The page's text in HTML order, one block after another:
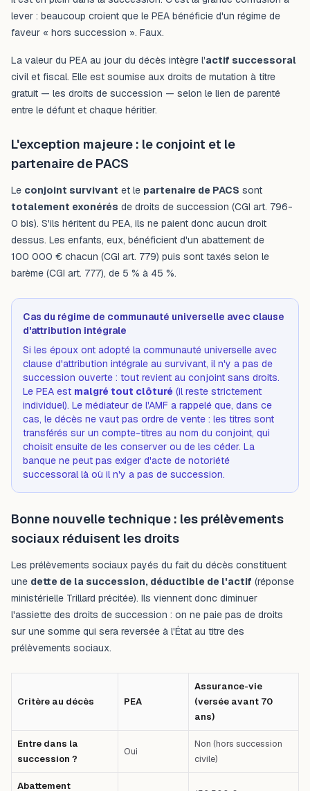
lever : beaucoup croient que le PEA bénéficie d'un régime de
faveur « hors succession ». Faux.
La valeur du PEA au jour du décès intègre l'actif successoral
civil et fiscal. Elle est soumise aux droits de mutation à titre
gratuit — les droits de succession — selon le lien de parenté
entre le défunt et chaque héritier.
L'exception majeure : le conjoint et le
partenaire de PACS
Le conjoint survivant et le partenaire de PACS sont
totalement exonérés de droits de succession (CGI art. 796-
0 bis). S'ils héritent du PEA, ils ne paient donc aucun droit
dessus. Les enfants, eux, bénéficient d'un abattement de
100 000 € chacun (CGI art. 779) puis sont taxés selon le
barème (CGI art. 777), de 5 % à 45 %.
Cas du régime de communauté universelle avec clause
d'attribution intégrale
Si les époux ont adopté la communauté universelle avec
clause d'attribution intégrale au survivant, il n'y a pas de
succession ouverte : tout revient au conjoint sans droits.
Le PEA est malgré tout clôturé (il reste strictement
individuel). Le médiateur de l'AMF a rappelé que, dans ce
cas, le décès ne vaut pas ordre de vente : les titres sont
transférés sur un compte-titres au nom du conjoint, qui
choisit ensuite de les conserver ou de les céder. La
banque ne peut pas exiger d'acte de notoriété
successoral là où il n'y a pas de succession.
Bonne nouvelle technique : les prélèvements
sociaux réduisent les droits
Les prélèvements sociaux payés du fait du décès constituent
une dette de la succession, déductible de l'actif (réponse
ministérielle Trillard précitée). Ils viennent donc diminuer
l'assiette des droits de succession : on ne paie pas de droits
sur une somme qui sera reversée à l'État au titre des
prélèvements sociaux.
Critère au décès PEA
Assurance-vie
(versée avant 70
ans)
Entre dans la
succession ?
Oui
Non (hors succession
civile)
Abattement